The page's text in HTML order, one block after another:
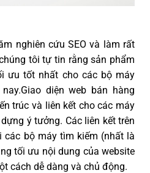
nghiên cứu SEO và làm rất
tôi tự tin rằng sản phẩm
ưu tốt nhất cho các bộ máy
diện web bán hàng
trúc và liên kết cho các máy
ý tưởng. Các liên kết trên
các bộ máy tìm kiếm (nhất là
tối ưu nội dung của website
cách dễ dàng và chủ động.